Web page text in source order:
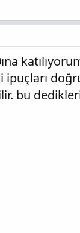
ipuçları
bu